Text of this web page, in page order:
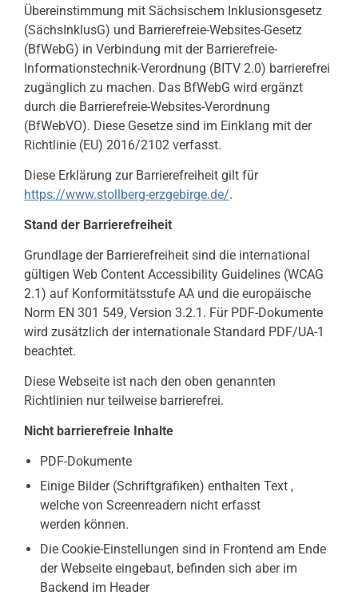
Übereinstimmung mit Sächsischem Inklusionsgesetz
(SächsInklusG) und Barrierefreie-Websites-Gesetz
(BfWebG) in Verbindung mit der Barrierefreie-
Informationstechnik-Verordnung (BITV 2.0) barrierefrei
zugänglich zu machen. Das BfWebG wird ergänzt
durch die Barrierefreie-Websites-Verordnung
(BfWebVO). Diese Gesetze sind im Einklang mit der
Richtlinie (EU) 2016/2102 verfasst.
Diese Erklärung zur Barrierefreiheit gilt für
https://www.stollberg-erzgebirge.de/.
Stand der Barrierefreiheit
Grundlage der Barrierefreiheit sind die international
gültigen Web Content Accessibility Guidelines (WCAG
2.1) auf Konformitätsstufe AA und die europäische
Norm EN 301 549, Version 3.2.1. Für PDF-Dokumente
wird zusätzlich der internationale Standard PDF/UA-1
beachtet.
Diese Webseite ist nach den oben genannten
Richtlinien nur teilweise barrierefrei.
Nicht barrierefreie Inhalte
PDF-Dokumente
Einige Bilder (Schriftgrafiken) enthalten Text ,
welche von Screenreadern nicht erfasst
werden können.
Die Cookie-Einstellungen sind in Frontend am Ende
der Webseite eingebaut, befinden sich aber im
Backend im Header